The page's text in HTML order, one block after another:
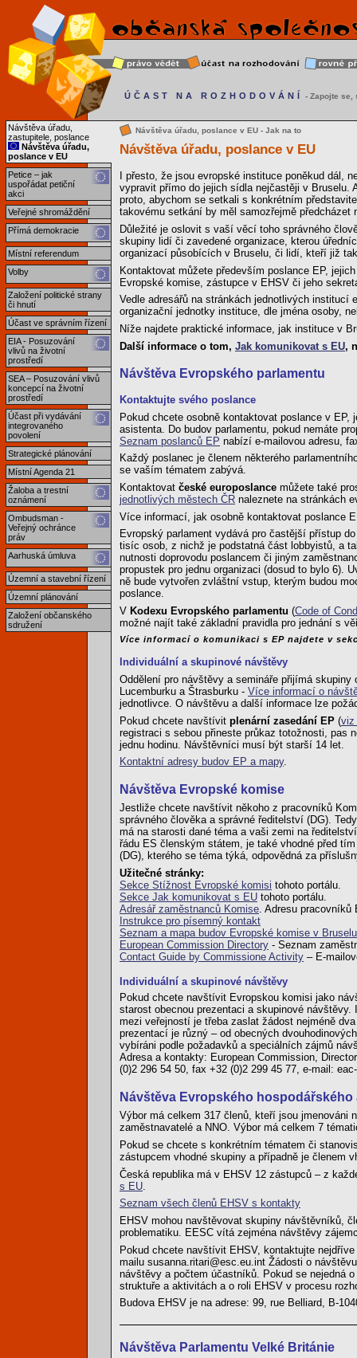
Návštěva úřadu,
zastupitele, poslance
Návštěva úřadu,
poslance v EU
Petice – jak
uspořádat petiční
akci
Veřejné shromáždění
Přímá demokracie
Místní referendum
Volby
Založení politické strany
či hnutí
Účast ve správním řízení
EIA - Posuzování
vlivů na životní
prostředí
SEA – Posuzování vlivů
koncepcí na životní
prostředí
Účast při vydávání
integrovaného
povolení
Strategické plánování
Místní Agenda 21
Žaloba a trestní
oznámení
Ombudsman -
Veřejný ochránce
práv
Aarhuská úmluva
Územní a stavební řízení
Územní plánování
Založení občanského
sdružení
ÚČAST NA ROZHODOVÁNÍ - Zapojte se,
Návštěva úřadu, poslance v EU - Jak na to
Návštěva úřadu, poslance v EU
I přesto, že jsou evropské instituce poněkud dál,
vypravit přímo do jejich sídla nejčastěji v Bruselu.
proto, abychom se setkali s konkrétním
takovému setkání by měl samozřejmě
Důležité je oslovit s vaší věcí toho správného
skupiny lidí či zavedené organizace, kterou
organizací působících v Bruselu, či lidí, kteří již
Kontaktovat můžete především poslance EP,
Evropské komise, zástupce v EHSV či jeho
Vedle adresářů na stránkách jednotlivých
organizační jednotky instituce, dle jména osoby,
Níže najdete praktické informace, jak instituce v
Další informace o tom, Jak komunikovat s EU,
Návštěva Evropského parlamentu
Kontaktujte svého poslance
Pokud chcete osobně kontaktovat poslance v
asistenta. Do budov parlamentu, pokud nemáte
Seznam poslanců EP nabízí e-mailovou adresu,
Každý poslanec je členem některého
se vaším tématem zabývá.
Kontaktovat české europoslance můžete také
jednotlivých městech ČR naleznete na stránkách
Více informací, jak osobně kontaktovat poslance
Evropský parlament vydává pro častější přístup
tisíc osob, z nichž je podstatná část lobbyistů, a
nutnosti doprovodu poslancem či jiným
propustek pro jednu organizaci (dosud to bylo 6).
ně bude vytvořen zvláštní vstup, kterým budou
poslance.
V Kodexu Evropského parlamentu (Code of
možné najít také základní pravidla pro jednání s
Více informací o komunikaci s EP najdete v
Individuální a skupinové návštěvy
Oddělení pro návštěvy a semináře přijímá
Lucemburku a Štrasburku - Více informací o
jednotlivce. O návštěvu a další informace lze
Pokud chcete navštívit plenární zasedání EP (viz
registraci s sebou přineste průkaz totožnosti, pas
jednu hodinu. Návštěvníci musí být starší 14 let.
Kontaktní adresy budov EP a mapy.
Návštěva Evropské komise
Jestliže chcete navštívit někoho z pracovníků
správného člověka a správné ředitelství (DG).
má na starosti dané téma a vaši zemi na
řádu ES členským státem, je také vhodné před
(DG), kterého se téma týká, odpovědná za
Užitečné stránky:
Sekce Stížnost Evropské komisi tohoto portálu.
Sekce Jak komunikovat s EU tohoto portálu.
Adresář zaměstnanců Komise. Adresu
Instrukce pro písemný kontakt
Seznam a mapa budov Evropské komise v Bruselu
European Commission Directory - Seznam
Contact Guide by Commissione Activity – E-
Individuální a skupinové návštěvy
Pokud chcete navštívit Evropskou komisi jako
starost obecnou prezentaci a skupinové
mezi veřejností je třeba zaslat žádost nejméně
prezentací je různý – od obecných
vybíráni podle požadavků a speciálních zájmů
Adresa a kontakty: European Commission,
(0)2 296 54 50, fax +32 (0)2 299 45 77, e-mail:
Návštěva Evropského
Výbor má celkem 317 členů, kteří jsou jmenováni
zaměstnavatelé a NNO. Výbor má celkem 7
Pokud se chcete s konkrétním tématem či
zástupcem vhodné skupiny a případně je členem
Česká republika má v EHSV 12 zástupců – z
s EU
Seznam všech členů EHSV s kontakty
EHSV mohou navštěvovat skupiny návštěvníků,
problematiku. EESC vítá zejména návštěvy
Pokud chcete navštívit EHSV, kontaktujte
mailu susanna.ritari@esc.eu.int Žádosti o
návštěvy a počtem účastníků. Pokud se nejedná
struktuře a aktivitách a o roli EHSV v procesu
Budova EHSV je na adrese: 99, rue Belliard, B-
Návštěva Parlamentu Velké Británie